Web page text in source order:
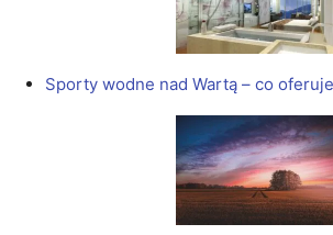
Sporty wodne nad Wartą – co